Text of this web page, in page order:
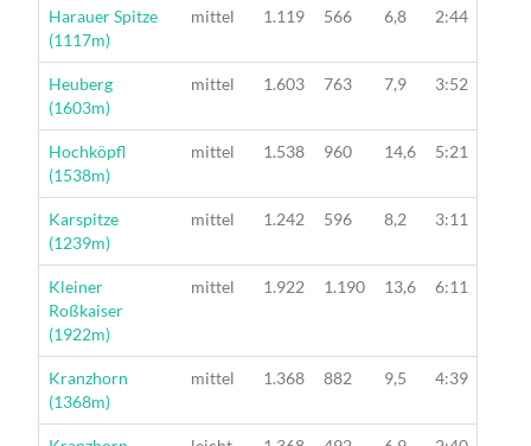
Wanderung
Harauer Spitze
(1117m)
mittel 1.119 566 6,8 2:44
Wanderung
Heuberg
(1603m)
mittel 1.603 763 7,9 3:52
Wanderung
Hochköpfl
(1538m)
mittel 1.538 960 14,6 5:21
Wanderung
Karspitze
(1239m)
mittel 1.242 596 8,2 3:11
Wanderung
Kleiner
Roßkaiser
(1922m)
mittel 1.922 1.190 13,6 6:11
Wanderung
Kranzhorn
(1368m)
mittel 1.368 882 9,5 4:39